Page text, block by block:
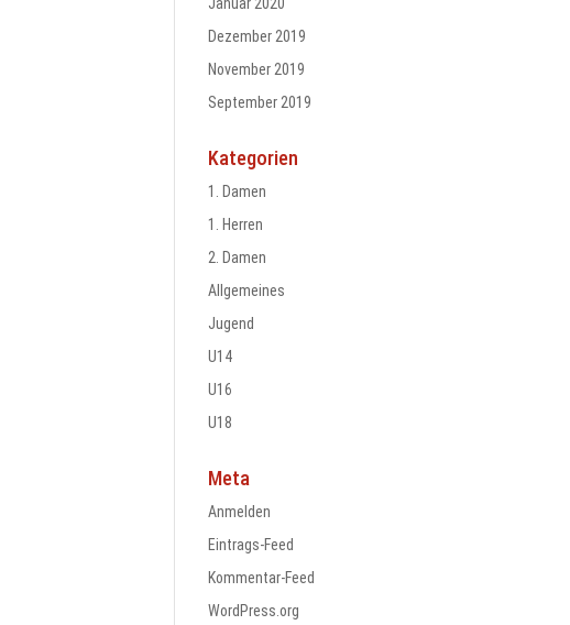
Dezember 2019
November 2019
September 2019
Kategorien
1. Damen
1. Herren
2. Damen
Allgemeines
Jugend
U14
U16
U18
Meta
Anmelden
Eintrags-Feed
Kommentar-Feed
WordPress.org